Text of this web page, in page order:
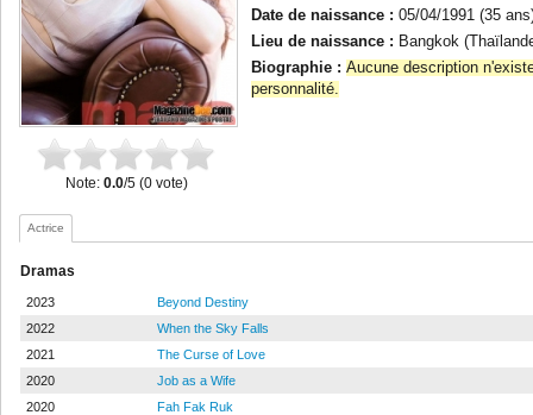
Note: 0.0/5 (0 vote)
Date de naissance : 05/04/1991 (35
Lieu de naissance : Bangkok
Biographie : Aucune description
personnalité.
Actrice
Dramas
2023
Beyond Destiny
2022
When the Sky Falls
2021
The Curse of Love
2020
Job as a Wife
2020
Fah Fak Ruk